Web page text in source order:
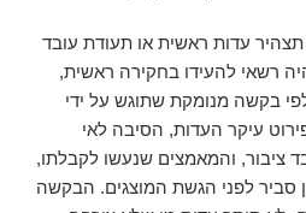
תצהיר עדות ראשית או תעודת עובד
רשאי להעידו בחקירה ראשית,
בקשה מנומקת שתוגש על ידי
עיקר העדות, הסיבה לאי
ציבור, והמאמצים שנעשו לקבלתו,
סביר לפני הגשת המוצגים. הבקשה